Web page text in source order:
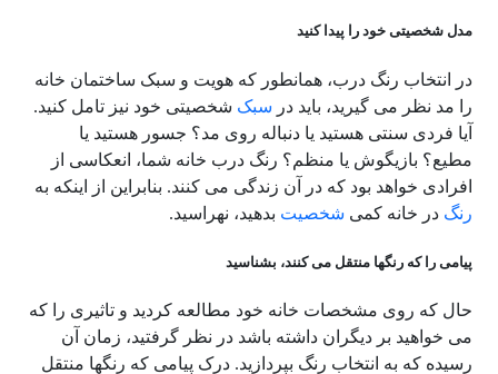
مدل شخصیتی خود را پیدا کنید
در انتخاب رنگ درب، همانطور که هویت و سبک ساختمان خانه
را مد نظر می گیرید، باید در سبک شخصیتی خود نیز تامل کنید.
آیا فردی سنتی هستید یا دنباله روی مد؟ جسور هستید یا
مطیع؟ بازیگوش یا منظم؟ رنگ درب خانه شما، انعکاسی از
افرادی خواهد بود که در آن زندگی می کنند. بنابراین از اینکه به
رنگ در خانه کمی شخصیت بدهید، نهراسید.
پیامی را که رنگها منتقل می کنند، بشناسید
حال که روی مشخصات خانه خود مطالعه کردید و تاثیری را که
می خواهید بر دیگران داشته باشد در نظر گرفتید، زمان آن
رسیده که به انتخاب رنگ بپردازید. درک پیامی که رنگها منتقل